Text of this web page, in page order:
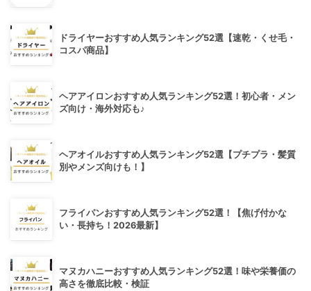
ドライヤーおすすめ人気ランキング52選【速乾・くせ毛・
コスパ商品】
ヘアアイロンおすすめ人気ランキング52選！初心者・メン
ズ向け・海外対応も♪
ヘアオイルおすすめ人気ランキング52選【プチプラ・髪質
別やメンズ向けも！】
フライパンおすすめ人気ランキング52選！【焦げ付かな
い・長持ち！2026最新】
マヌカハニーおすすめ人気ランキング52選！味や栄養価の
高さを徹底比較・検証